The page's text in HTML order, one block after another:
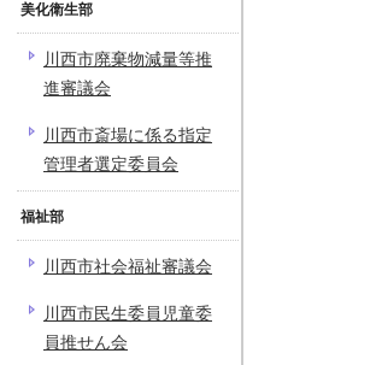
美化衛生部
川西市廃棄物減量等推
進審議会
川西市斎場に係る指定
管理者選定委員会
福祉部
川西市社会福祉審議会
川西市民生委員児童委
員推せん会